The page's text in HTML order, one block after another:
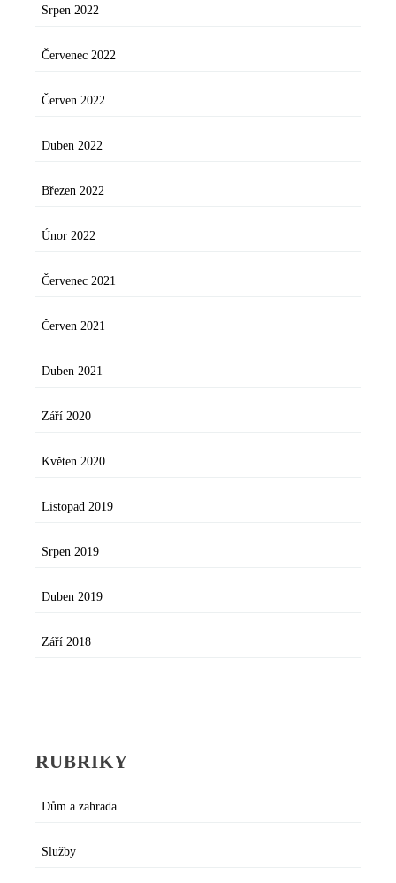
Srpen 2022
Červenec 2022
Červen 2022
Duben 2022
Březen 2022
Únor 2022
Červenec 2021
Červen 2021
Duben 2021
Září 2020
Květen 2020
Listopad 2019
Srpen 2019
Duben 2019
Září 2018
RUBRIKY
Dům a zahrada
Služby